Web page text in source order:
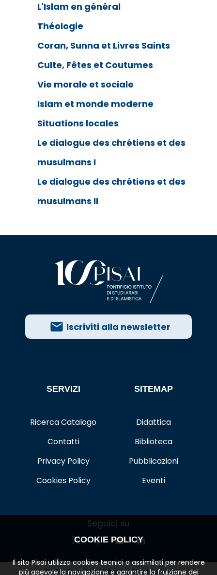
L'Islam en général
Théologie
Coran, Sunna et Livres Saints
Culte, Fêtes et Coutumes
Vie morale et sociale
Islam et monde moderne
Situations locales
Le dialogue des chrétiens et des
musulmans I
Le dialogue des chrétiens et des
musulmans II
Iscriviti alla newsletter
SERVIZI
Ricerca Catalogo
Contatti
Privacy Policy
Cookies Policy
SITEMAP
Didattica
Biblioteca
Pubblicazioni
Eventi
Seguici su
PISAI - Pontificio Istituto di Studi Arabi e
COOKIE POLICY
Il sito Pisai utilizza cookies tecnici o assimilati per rendere
più agevole la navigazione e garantire la fruizione dei